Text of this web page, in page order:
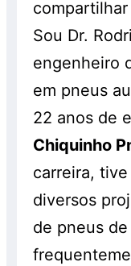
serão
também
sem a
normal, sem
enquanto
Sou Dr.
engenheiro
em pneus
22 anos de
Chiquinho
carreira,
diversos
de pneus